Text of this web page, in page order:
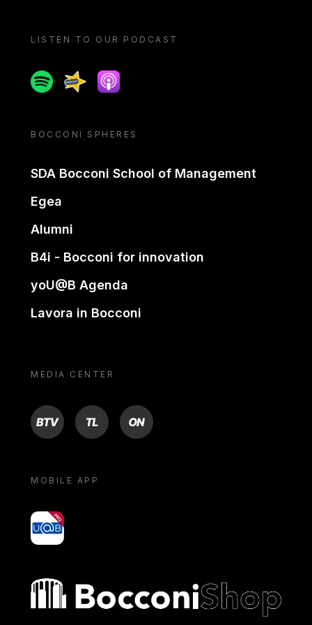
LISTEN TO OUR PODCAST
SpotifySpreakerApple podcast
BOCCONI SPHERES
SDA Bocconi School of Management
Egea
Alumni
B4i - Bocconi for innovation
yoU@B Agenda
Lavora in Bocconi
MEDIA CENTER
BTV TL ON
MOBILE APP
yoU@B
Bocconi shop